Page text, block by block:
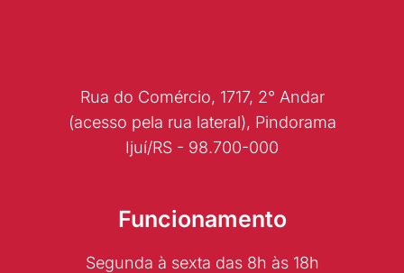
Rua do Comércio, 1717, 2° Andar
(acesso pela rua lateral), Pindorama
Ijuí/RS - 98.700-000
Funcionamento
Segunda à sexta das 8h às 18h